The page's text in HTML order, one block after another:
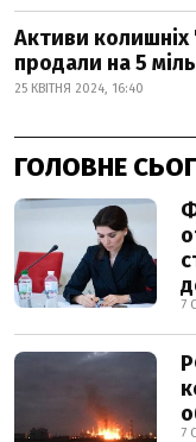
Активи
продали на 5
25 КВІТНЯ 2024, 16:40
ГОЛОВНЕ
7
7